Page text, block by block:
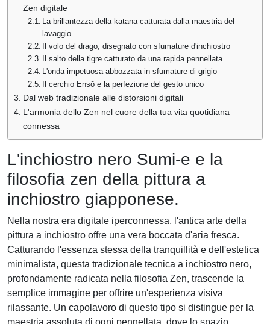
Zen digitale
La brillantezza della katana catturata dalla maestria del
lavaggio
Il volo del drago, disegnato con sfumature d'inchiostro
Il salto della tigre catturato da una rapida pennellata
L'onda impetuosa abbozzata in sfumature di grigio
Il cerchio Ensō e la perfezione del gesto unico
Dal web tradizionale alle distorsioni digitali
L'armonia dello Zen nel cuore della tua vita quotidiana
connessa
L'inchiostro nero Sumi-e e la
filosofia zen della pittura a
inchiostro giapponese.
Nella nostra era digitale iperconnessa, l'antica arte della
pittura a inchiostro offre una vera boccata d'aria fresca.
Catturando l'essenza stessa della tranquillità e dell'estetica
minimalista, questa tradizionale tecnica a inchiostro nero,
profondamente radicata nella filosofia Zen, trascende la
semplice immagine per offrire un'esperienza visiva
rilassante. Un capolavoro di questo tipo si distingue per la